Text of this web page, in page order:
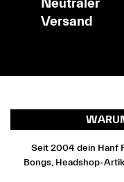
Versand
Seit 2004 dein Hanf
Bongs, Headshop-